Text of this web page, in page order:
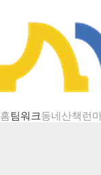
홈팀워크동네산책 런